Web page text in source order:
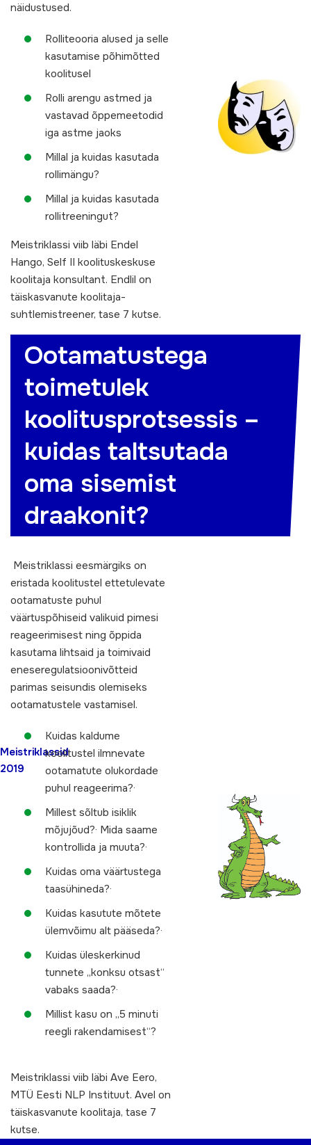
Meistriklassid
2019
näidustused.
Rolliteooria alused ja selle
kasutamise põhimõtted
koolitusel
Rolli arengu astmed ja
vastavad õppemeetodid
iga astme jaoks
Millal ja kuidas kasutada
rollimängu?
Millal ja kuidas kasutada
rollitreeningut?
Meistriklassi viib läbi Endel
Hango, Self II koolituskeskuse
koolitaja konsultant. Endlil on
täiskasvanute koolitaja-
suhtlemistreener, tase 7 kutse.
Ootamatustega
toimetulek
koolitusprotsessis –
kuidas taltsutada
oma sisemist
draakonit?
Meistriklassi eesmärgiks on
eristada koolitustel ettetulevate
ootamatuste puhul
väärtuspõhiseid valikuid pimesi
reageerimisest ning õppida
kasutama lihtsaid ja toimivaid
eneseregulatsioonivõtteid
parimas seisundis olemiseks
ootamatustele vastamisel.
Kuidas kaldume
koolitustel ilmnevate
ootamatute olukordade
puhul reageerima?·
Millest sõltub isiklik
mõjujõud?· Mida saame
kontrollida ja muuta?·
Kuidas oma väärtustega
taasühineda?·
Kuidas kasutute mõtete
ülemvõimu alt pääseda?·
Kuidas üleskerkinud
tunnete „konksu otsast“
vabaks saada?·
Millist kasu on „5 minuti
reegli rakendamisest“?
Meistriklassi viib läbi Ave Eero,
MTÜ Eesti NLP Instituut. Avel on
täiskasvanute koolitaja, tase 7
kutse.